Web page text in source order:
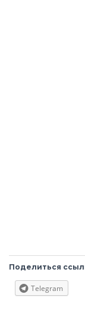
Поделиться
Telegram